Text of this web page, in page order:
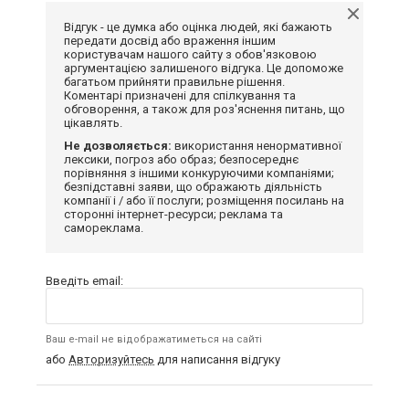
Відгук - це думка або оцінка людей, які бажають
передати досвід або враження іншим
користувачам нашого сайту з обов'язковою
аргументацією залишеного відгука. Це допоможе
багатьом прийняти правильне рішення.
Коментарі призначені для спілкування та
обговорення, а також для роз'яснення питань, що
цікавлять.
Не дозволяється: використання ненормативної
лексики, погроз або образ; безпосереднє
порівняння з іншими конкуруючими компаніями;
безпідставні заяви, що ображають діяльність
компанії і / або її послуги; розміщення посилань на
сторонні інтернет-ресурси; реклама та
самореклама.
Введіть email:
Ваш e-mail не відображатиметься на сайті
або Авторизуйтесь для написання відгуку